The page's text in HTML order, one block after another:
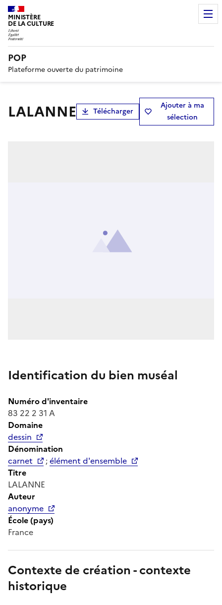
MINISTÈRE
DE LA CULTURE
POP
Plateforme ouverte du patrimoine
LALANNE Télécharger
Ajouter à ma
sélection
Identification du bien muséal
Numéro d'inventaire
83 22 2 31 A
Domaine
dessin
Dénomination
carnet
;élément d'ensemble
Titre
LALANNE
Auteur
anonyme
École (pays)
France
Contexte de création - contexte
historique